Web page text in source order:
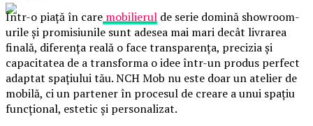
Într-o piață în care mobilierul de serie domină showroom-
urile și promisiunile sunt adesea mai mari decât livrarea
finală, diferența reală o face transparența, precizia și
capacitatea de a transforma o idee într-un produs perfect
adaptat spațiului tău. NCH Mob nu este doar un atelier de
mobilă, ci un partener în procesul de creare a unui spațiu
funcțional, estetic și personalizat.